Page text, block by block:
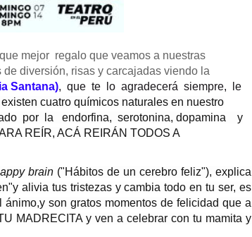
mejor regalo que veamos a nuestras
diversión, risas y carcajadas viendo la
Santana), que te lo agradecerá siempre, le
cuatro químicos naturales en nuestro
por la endorfina, serotonina, dopamina y
REÍR, ACÁ REIRÁN TODOS A
brain ("Hábitos de un cerebro feliz"), explica
alivia tus tristezas y cambia todo en tu ser, es
son gratos momentos de felicidad que a
MADRECITA y ven a celebrar con tu mamita y